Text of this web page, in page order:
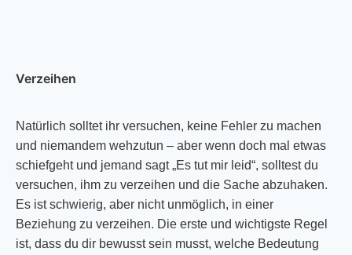
Verzeihen
Natürlich solltet ihr versuchen, keine Fehler zu machen
und niemandem wehzutun – aber wenn doch mal etwas
schiefgeht und jemand sagt „Es tut mir leid“, solltest du
versuchen, ihm zu verzeihen und die Sache abzuhaken.
Es ist schwierig, aber nicht unmöglich, in einer
Beziehung zu verzeihen. Die erste und wichtigste Regel
ist, dass du dir bewusst sein musst, welche Bedeutung